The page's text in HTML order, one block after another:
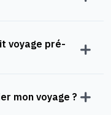
voyage pré-
mon voyage ?